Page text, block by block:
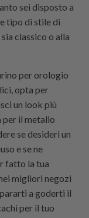
sei disposto a
tipo di stile di
classico o alla
per orologio
opta per
un look più
per il metallo
se desideri un
e se ne
fatto la tua
migliori negozi
a goderti il
per il tuo